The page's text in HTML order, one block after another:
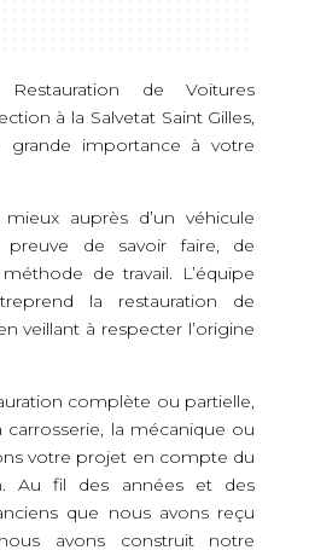
de Voitures
à la Salvetat Saint Gilles,
grande importance à votre
auprès d’un véhicule
de savoir faire, de
de travail. L’équipe
la restauration de
veillant à respecter l’origine
complète ou partielle,
la mécanique ou
votre projet en compte du
Au fil des années et des
que nous avons reçu
avons construit notre